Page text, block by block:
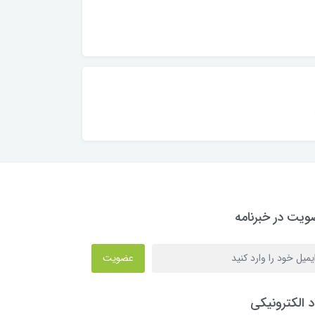
در خبرنامه
عضویت
الکترونیکی